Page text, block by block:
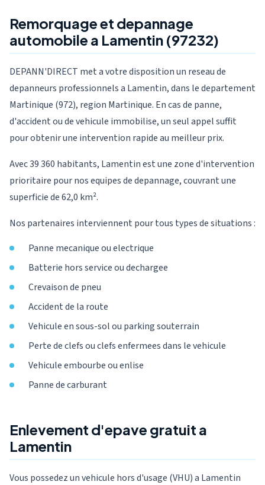
Remorquage et depannage
automobile a Lamentin (97232)
DEPANN'DIRECT met a votre disposition un reseau de
depanneurs professionnels a Lamentin, dans le departement
Martinique (972), region Martinique. En cas de panne,
d'accident ou de vehicule immobilise, un seul appel suffit
pour obtenir une intervention rapide au meilleur prix.
Avec 39 360 habitants, Lamentin est une zone d'intervention
prioritaire pour nos equipes de depannage, couvrant une
superficie de 62,0 km².
Nos partenaires interviennent pour tous types de situations :
Panne mecanique ou electrique
Batterie hors service ou dechargee
Crevaison de pneu
Accident de la route
Vehicule en sous-sol ou parking souterrain
Perte de clefs ou clefs enfermees dans le vehicule
Vehicule embourbe ou enlise
Panne de carburant
Enlevement d'epave gratuit a
Lamentin
Vous possedez un vehicule hors d'usage (VHU) a Lamentin